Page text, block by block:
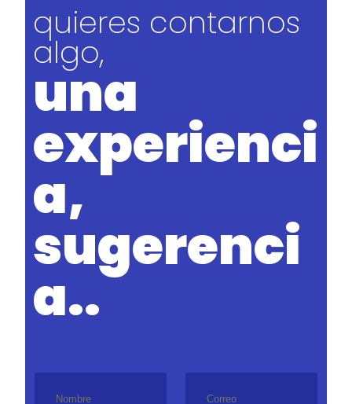
quieres contarnos
algo,
una
experienci
a,
sugerenci
a..